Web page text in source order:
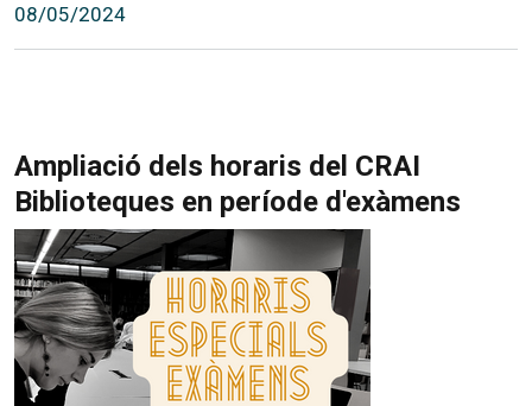
08/05/2024
Ampliació dels horaris del CRAI
Biblioteques en període d'exàmens